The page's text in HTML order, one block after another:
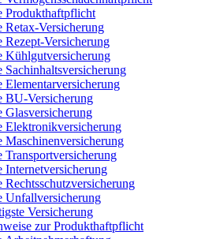
Produkthaftpflicht
Retax-Versicherung
Rezept-Versicherung
Kühlgutversicherung
Sachinhaltsversicherung
Elementarversicherung
BU-Versicherung
Glasversicherung
Elektronikversicherung
Maschinenversicherung
Transportversicherung
Internetversicherung
Rechtsschutzversicherung
Unfallversicherung
Versicherung
zur Produkthaftpflicht